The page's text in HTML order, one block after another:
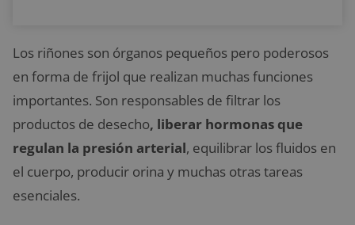
Los riñones son órganos pequeños pero poderosos
en forma de frijol que realizan muchas funciones
importantes. Son responsables de filtrar los
productos de desecho, liberar hormonas que
regulan la presión arterial, equilibrar los fluidos en
el cuerpo, producir orina y muchas otras tareas
esenciales.